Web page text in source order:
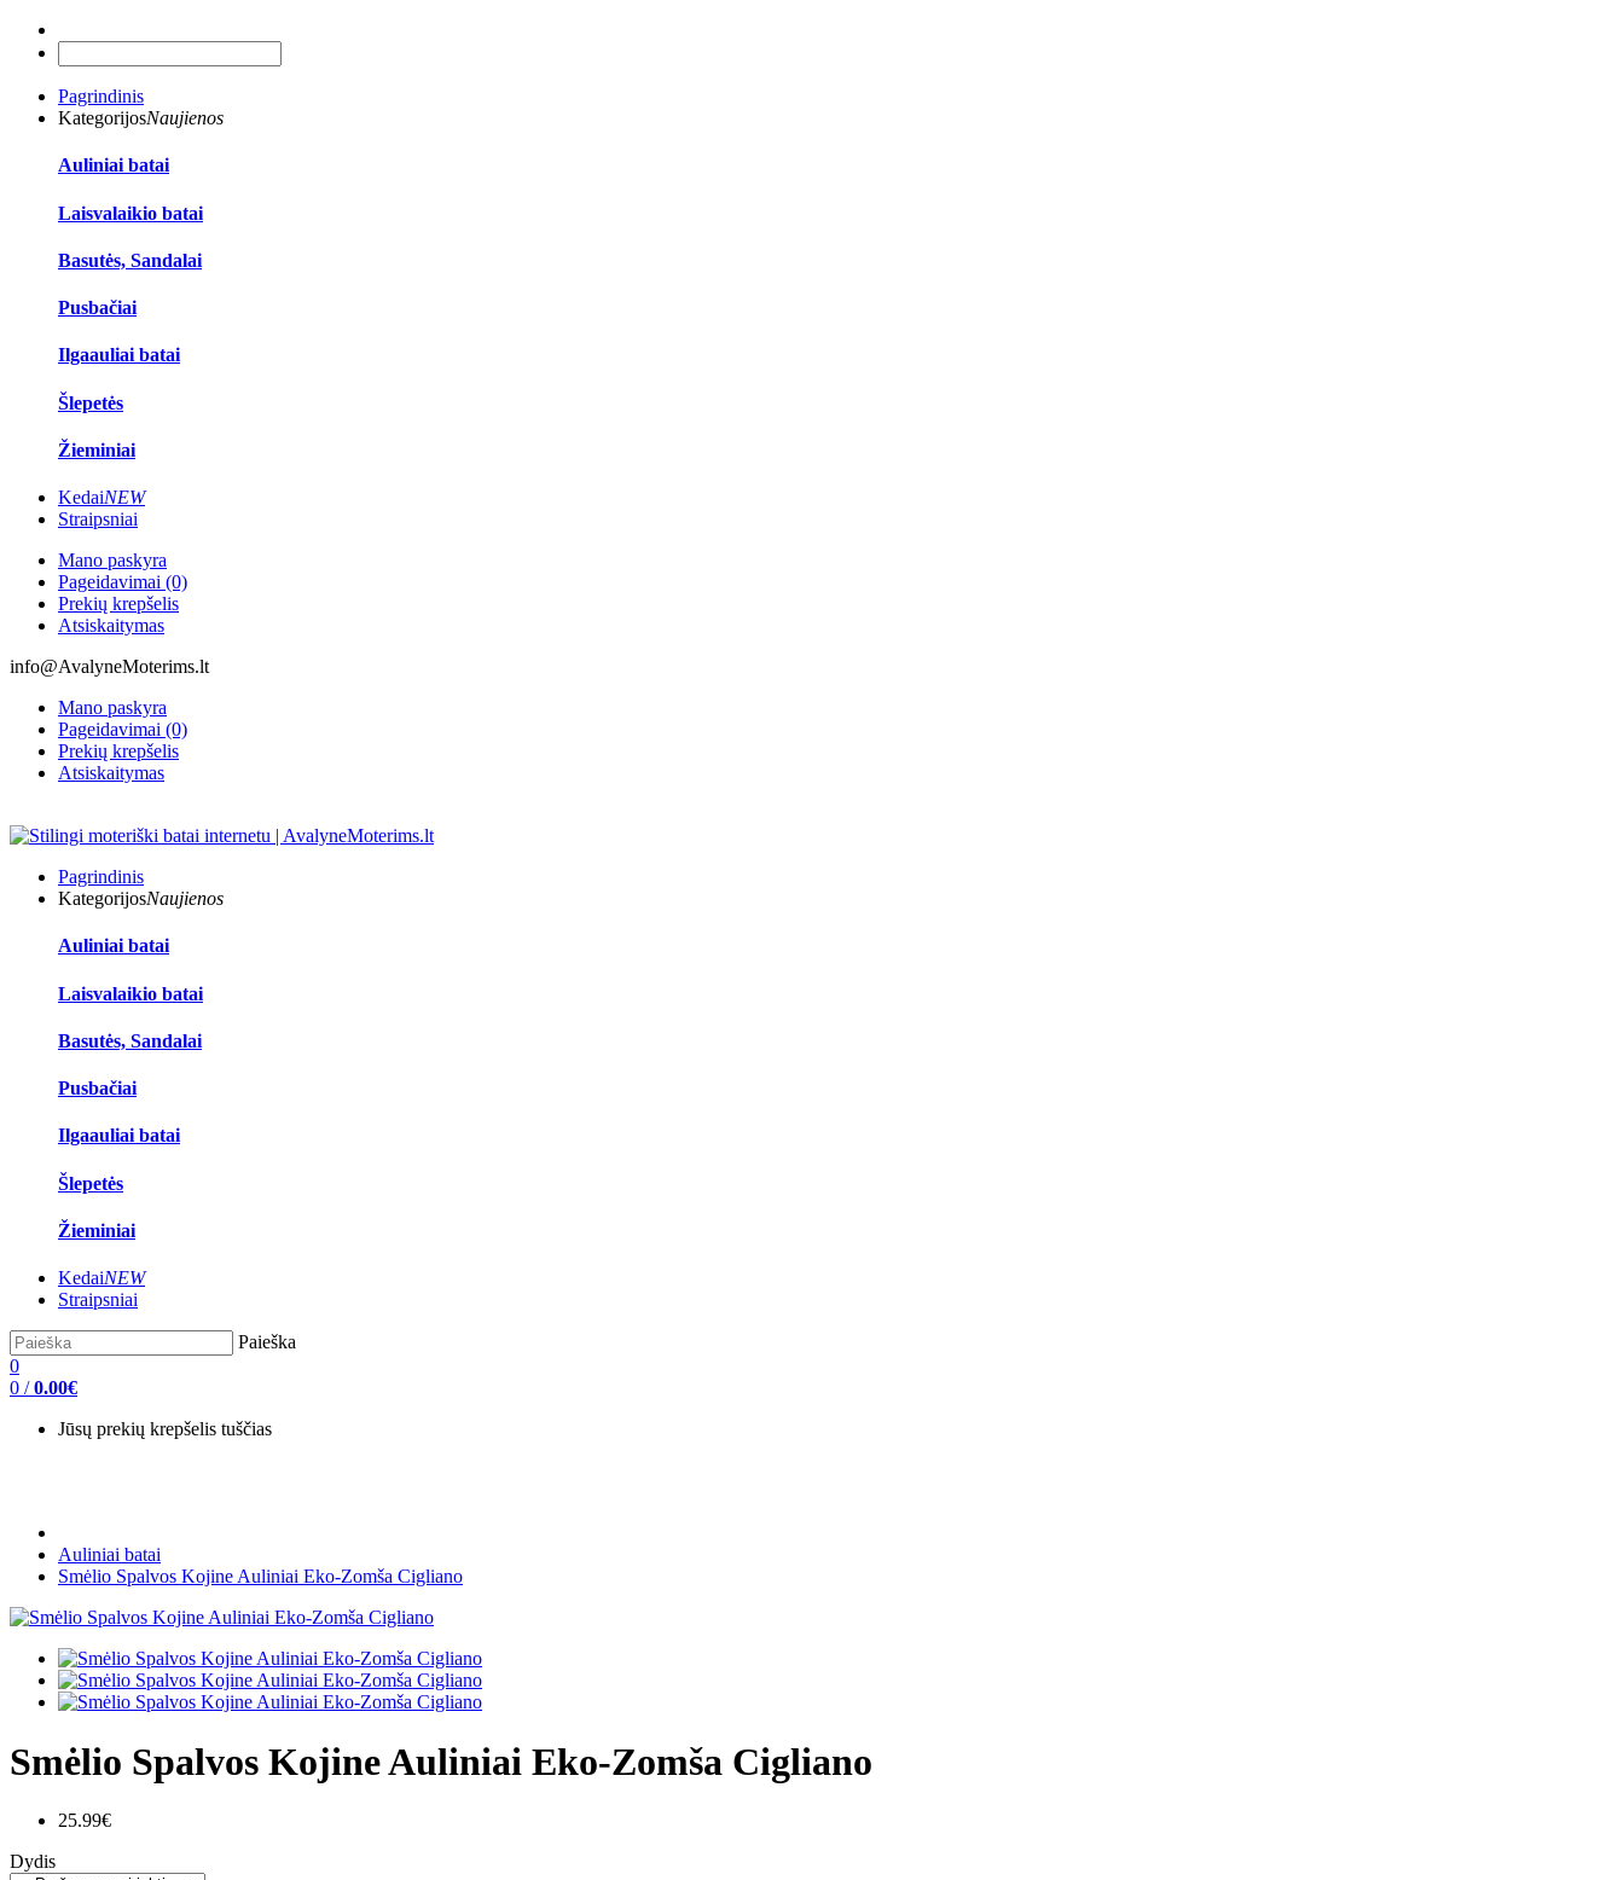
Pagrindinis
KategorijosNaujienos
Auliniai batai
Laisvalaikio batai
Basutės, Sandalai
Pusbačiai
Ilgaauliai batai
Šlepetės
Žieminiai
KedaiNEW
Straipsniai
Mano paskyra
Pageidavimai (0)
Prekių krepšelis
Atsiskaitymas
info@AvalyneMoterims.lt
Mano paskyra
Pageidavimai (0)
Prekių krepšelis
Atsiskaitymas
Pagrindinis
KategorijosNaujienos
Auliniai batai
Laisvalaikio batai
Basutės, Sandalai
Pusbačiai
Ilgaauliai batai
Šlepetės
Žieminiai
KedaiNEW
Straipsniai
Paieška
0
0 / 0.00€
Jūsų prekių krepšelis tuščias
Auliniai batai
Smėlio Spalvos Kojine Auliniai Eko-Zomša Cigliano
Smėlio Spalvos Kojine Auliniai Eko-Zomša Cigliano
25.99€
Dydis